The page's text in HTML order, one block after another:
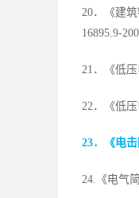
20．《建
16895.9-
21．《低
22．《低
23．《电
24.《电气